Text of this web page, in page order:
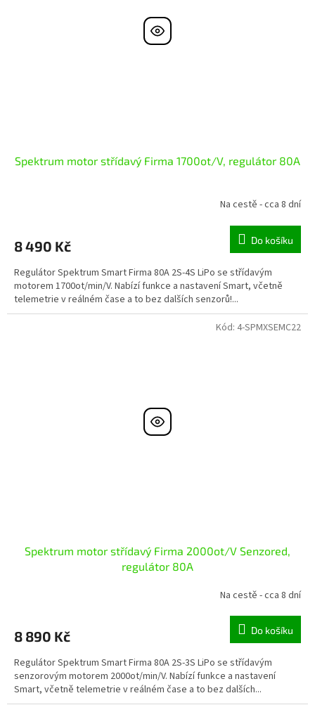
Spektrum motor střídavý Firma 1700ot/V, regulátor 80A
Na cestě - cca 8 dní
8 490 Kč Do košíku
Regulátor Spektrum Smart Firma 80A 2S-4S LiPo se střídavým
motorem 1700ot/min/V. Nabízí funkce a nastavení Smart, včetně
telemetrie v reálném čase a to bez dalších senzorů!...
Spektrum motor střídavý Firma 2000ot/V Senzored,
regulátor 80A
Na cestě - cca 8 dní
8 890 Kč Do košíku
Regulátor Spektrum Smart Firma 80A 2S-3S LiPo se střídavým
senzorovým motorem 2000ot/min/V. Nabízí funkce a nastavení
Smart, včetně telemetrie v reálném čase a to bez dalších...
Kód: 4-SPMXSEMC22